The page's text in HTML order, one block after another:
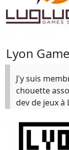
Lyon
J'y suis
chouette
dev de jeux à